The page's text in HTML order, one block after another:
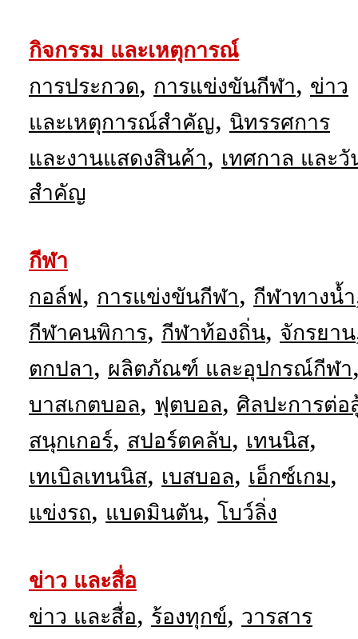
กิจกรรม และเหตุการณ์
การประกวด, การแข่งขันกีฬา, ข่าว
และเหตุการณ์สำคัญ, นิทรรศการ
และงานแสดงสินค้า, เทศกาล และวั
สำคัญ
กีฬา
กอล์ฟ, การแข่งขันกีฬา, กีฬาทางน้ำ
กีฬาคนพิการ, กีฬาท้องถิ่น, จักรยาน
ตกปลา, ผลิตภัณฑ์ และอุปกรณ์กีฬา
บาสเกตบอล, ฟุตบอล, ศิลปะการต่อ
สนุกเกอร์, สปอร์ตคลับ, เทนนิส,
เทเบิลเทนนิส, เบสบอล, เอ็กซ์เกม,
แข่งรถ, แบดมินตัน, โบว์ลิ่ง
ข่าว และสื่อ
ข่าว และสื่อ, ร้องทุกข์, วารสาร